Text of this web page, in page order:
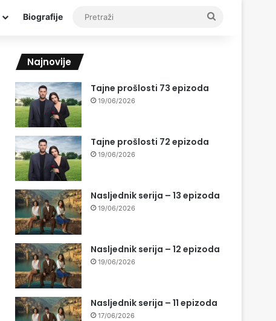
Biografije
Najnovije
Tajne prošlosti 73 epizoda
19/06/2026
Tajne prošlosti 72 epizoda
19/06/2026
Nasljednik serija – 13 epizoda
19/06/2026
Nasljednik serija – 12 epizoda
19/06/2026
Nasljednik serija – 11 epizoda
17/06/2026